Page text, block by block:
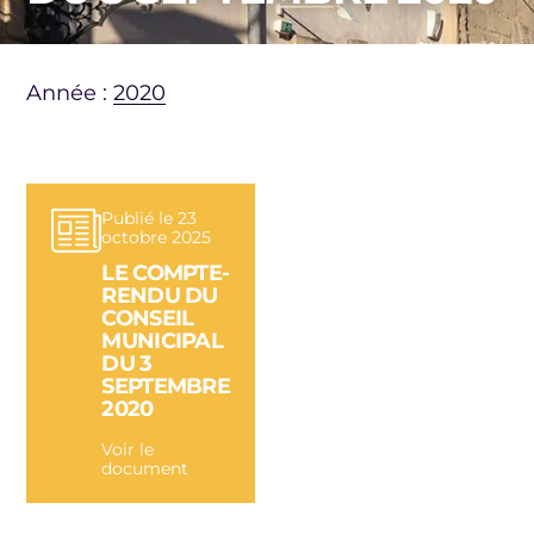
Année :2020
Publié le 23
octobre 2025
LE COMPTE-
RENDU DU
CONSEIL
MUNICIPAL
DU 3
SEPTEMBRE
2020
Voir le
document